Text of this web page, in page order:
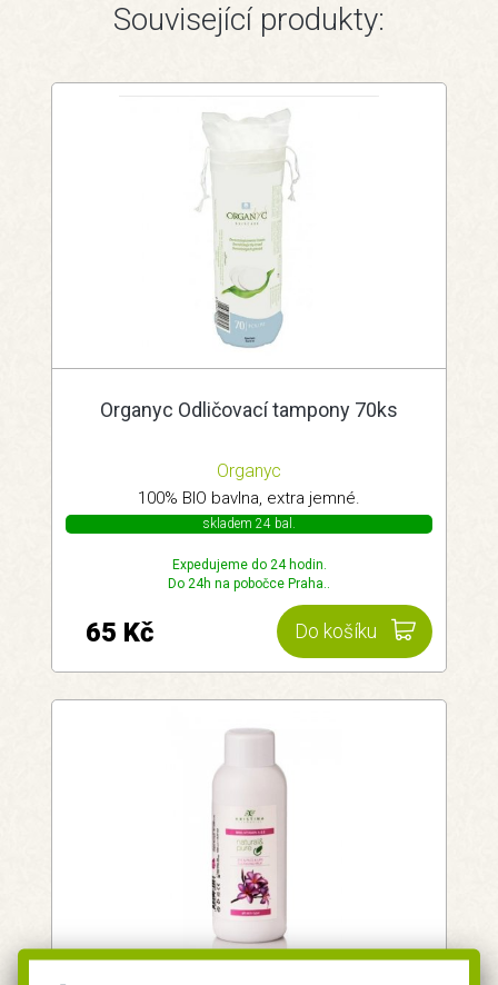
Související produkty:
Organyc Odličovací tampony 70ks
Organyc
100% BIO bavlna, extra jemné.
skladem 24 bal.
Expedujeme do 24 hodin.
Do 24h na pobočce Praha..
Do košíku
65 Kč